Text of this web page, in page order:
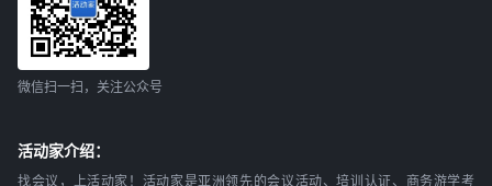
微信扫一扫，关注公众号
活动家介绍：
找会议，上活动家！活动家是亚洲领先的会议活动、培训认证、商务游学考